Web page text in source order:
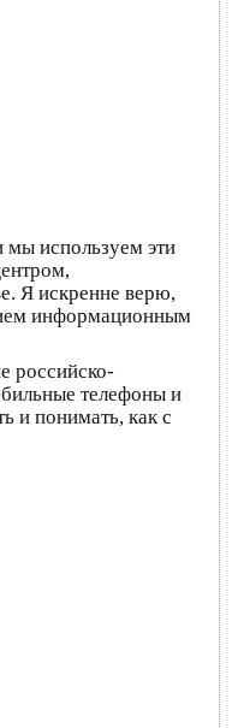
мы используем эти
Я искренне верю,
информационным
российско-
телефоны и
и понимать, как с